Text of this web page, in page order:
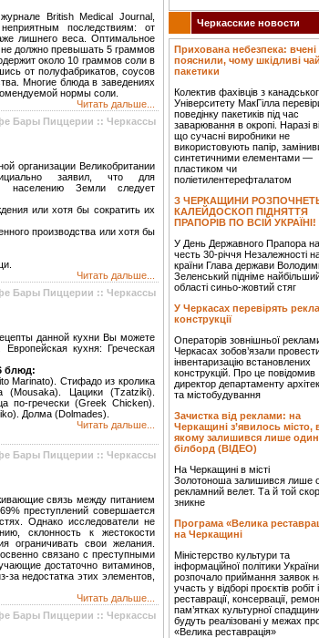
British Medical Journal,
последствиям: от
лишнего веса. Оптимальное
не должно превышать 5 граммов
около 10 граммов соли в
от полуфабрикатов, соусов
Многие блюда в заведениях
нормы соли.
Читать дальше...
Бары Пиццерии :: Черкассы
организации Великобритании
заявил, что для
населению Земли следует
или хотя бы сократить их
производства или хотя бы
Читать дальше...
Бары Пиццерии :: Черкассы
данной кухни Вы можете
кухня: Греческая
блюд:
Marinato). Стифадо из кролика
(Mousaka). Цацики (Tzatziki).
по-гречески (Greek Chicken).
Долма (Dolmades).
Читать дальше...
Бары Пиццерии :: Черкассы
связь между питанием
преступлений совершается
Однако исследователи не
склонность к жестокости
ограничивать свои желания.
связано с преступными
достаточно витаминов,
за недостатка этих элементов,
Читать дальше...
Бары Пиццерии :: Черкассы
Черкасские новости
Прихована небезпека: вчені
пояснили, чому шкідливі
пакетики
Колектив фахівців з
Університету МакГілла
поведінку пакетиків під час
заварювання в окропі. Наразі
що сучасні виробники не
використовують папір,
синтетичними елементами —
пластиком чи
поліетилентерефталатом
З ЧЕРКАЩИНИ
КАЛЕЙДОСКОП ПІДНЯТТЯ
ПРАПОРІВ ПО ВСІЙ УКРАЇНІ!
У День Державного Прапора на
честь 30-річчя Незалежності
країни Глава держави
Зеленський підніме
області синьо-жовтий стяг
У Черкасах перевірять
конструкції
Операторів зовнішньої
Черкасах зобов’язали
інвентаризацію встановлених
конструкцій. Про це повідомив
директор департаменту
та містобудування
Зачистка від реклами: на
Черкащині з’явилось місто,
якому залишився лише один
білборд (ВІДЕО)
На Черкащині в місті
Золотоноша залишився лише
рекламний велет. Та й той
зникне
Програма «Велика
на Черкащині
Міністерство культури та
інформаційної політики України
розпочало приймання заявок
участь у відборі проєктів робіт
реставрації, консервації,
пам’ятках культурної
будуть реалізовані у межах
«Велика реставрація»